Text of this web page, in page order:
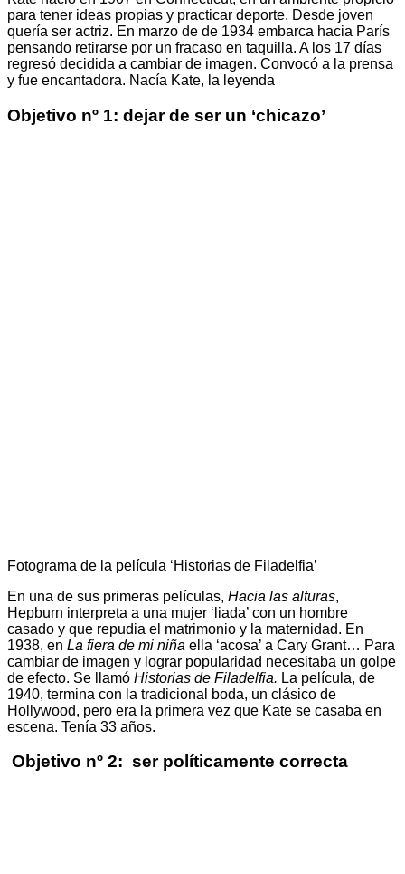
para tener ideas propias y practicar deporte. Desde joven
quería ser actriz. En marzo de de 1934 embarca hacia París
pensando retirarse por un fracaso en taquilla. A los 17 días
regresó decidida a cambiar de imagen. Convocó a la prensa
y fue encantadora. Nacía Kate, la leyenda
Objetivo nº 1: dejar de ser un ‘chicazo’
Fotograma de la película ‘Historias de Filadelfia’
En una de sus primeras películas, Hacia las alturas,
Hepburn interpreta a una mujer ‘liada’ con un hombre
casado y que repudia el matrimonio y la maternidad. En
1938, en La fiera de mi niña ella ‘acosa’ a Cary Grant… Para
cambiar de imagen y lograr popularidad necesitaba un golpe
de efecto. Se llamó Historias de Filadelfia. La película, de
1940, termina con la tradicional boda, un clásico de
Hollywood, pero era la primera vez que Kate se casaba en
escena. Tenía 33 años.
Objetivo nº 2: ser políticamente correcta